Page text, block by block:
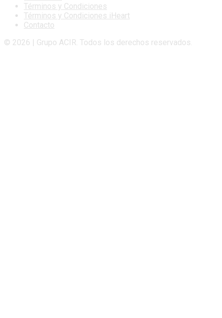
Términos y Condiciones
Términos y Condiciones iHeart
Contacto
© 2026 | Grupo ACIR. Todos los derechos reservados.